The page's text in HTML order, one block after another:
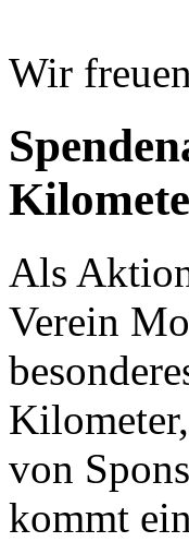
Wir
Als
Verein
von
kommt